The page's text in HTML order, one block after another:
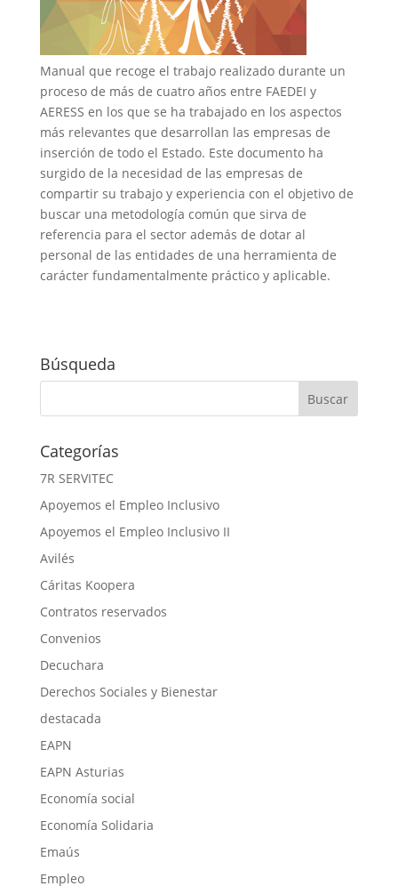
Manual que recoge el trabajo realizado durante un
proceso de más de cuatro años entre FAEDEI y
AERESS en los que se ha trabajado en los aspectos
más relevantes que desarrollan las empresas de
inserción de todo el Estado. Este documento ha
surgido de la necesidad de las empresas de
compartir su trabajo y experiencia con el objetivo de
buscar una metodología común que sirva de
referencia para el sector además de dotar al
personal de las entidades de una herramienta de
carácter fundamentalmente práctico y aplicable.
Búsqueda
Categorías
7R SERVITEC
Apoyemos el Empleo Inclusivo
Apoyemos el Empleo Inclusivo II
Avilés
Cáritas Koopera
Contratos reservados
Convenios
Decuchara
Derechos Sociales y Bienestar
destacada
EAPN
EAPN Asturias
Economía social
Economía Solidaria
Emaús
Empleo